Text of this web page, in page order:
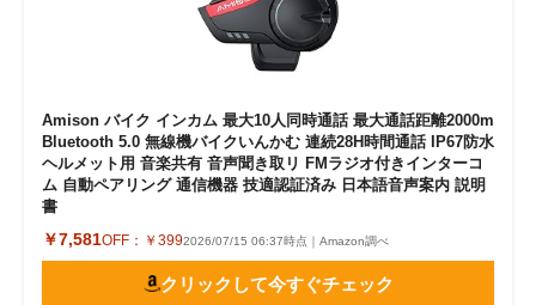
Amison バイク インカム 最大10人同時通話 最大通話距離2000m
Bluetooth 5.0 無線機バイクいんかむ 連続28H時間通話 IP67防水
ヘルメット用 音楽共有 音声聞き取リ FMラジオ付きインターコ
ム 自動ペアリング 通信機器 技適認証済み 日本語音声案内 説明
書
￥7,581OFF： ￥3992026/07/15 06:37時点｜Amazon調べ
クリックして今すぐチェック